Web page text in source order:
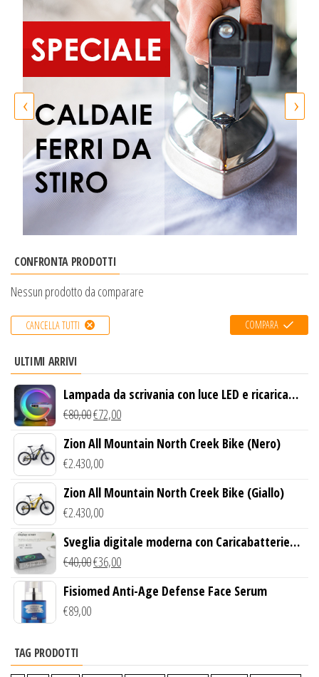
‹ ›
CONFRONTA PRODOTTI
Nessun prodotto da comparare
CANCELLA TUTTI COMPARA
ULTIMI ARRIVI
Lampada da scrivania con luce LED e ricarica
wireless
€80,00€72,00
Zion All Mountain North Creek Bike (Nero)
€2.430,00
Zion All Mountain North Creek Bike (Giallo)
€2.430,00
Sveglia digitale moderna con Caricabatterie
Wireless Qi
€40,00€36,00
Fisiomed Anti-Age Defense Face Serum
€89,00
TAG PRODOTTI